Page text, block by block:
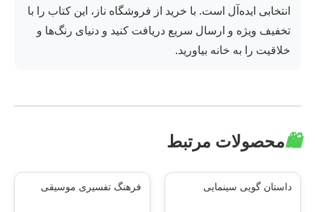
انتخابی ایده‌آل است. با خرید از فروشگاه ناز، این کتاب را با
تخفیف ویژه و ارسال سریع دریافت کنید و دنیای رنگ‌ها و
خلاقیت را به خانه بیاورید.
🛍️محصولات مرتبط
داستان گویی سینمایی فرهنگ تفسیری موسیقی